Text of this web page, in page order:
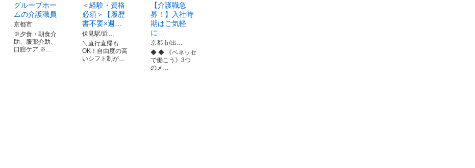
グループホー
ムの介護職員
京都市
※夕食・朝食介
助、服薬介助、
口腔ケア ※…
＜経験・資格
必須＞【履歴
書不要×週…
伏見駅/近…
＼直行直帰も
OK！自由度の高
いシフト制が…
【介護職急
募！】入社時
期はご気軽
に…
京都市/出…
◆ ◆ 《ベネッセ
で働こう》3つ
のメ…